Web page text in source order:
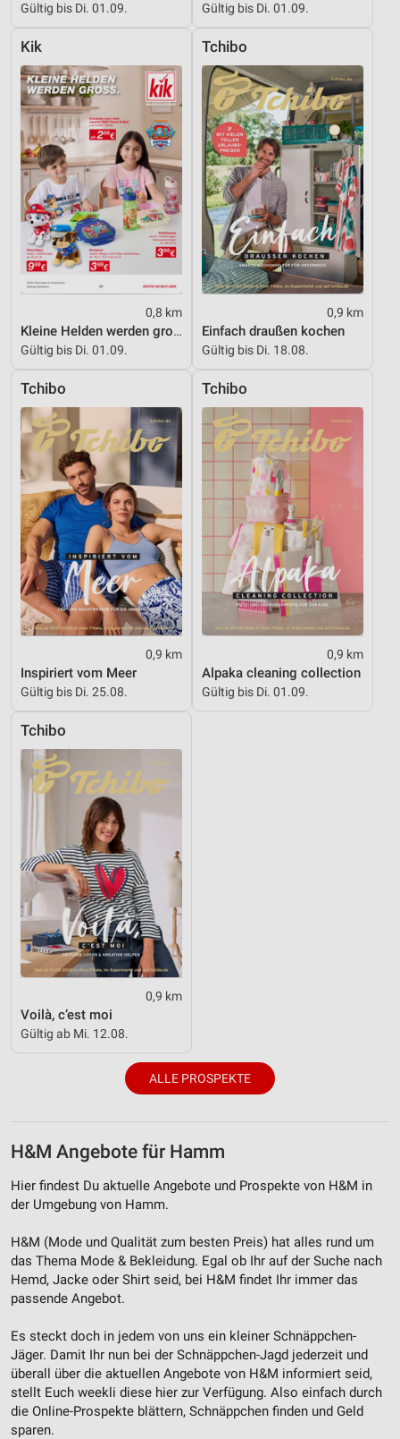
Gültig bis Di. 01.09. Gültig bis Di. 01.09.
Kik
0,8 km
Kleine Helden werden gross
Gültig bis Di. 01.09.
Tchibo
0,9 km
Einfach draußen kochen
Gültig bis Di. 18.08.
Tchibo
0,9 km
Inspiriert vom Meer
Gültig bis Di. 25.08.
Tchibo
0,9 km
Alpaka cleaning collection
Gültig bis Di. 01.09.
Tchibo
0,9 km
Voilà, c’est moi
Gültig ab Mi. 12.08.
ALLE PROSPEKTE
H&M Angebote für Hamm
Hier findest Du aktuelle Angebote und Prospekte von H&M in
der Umgebung von Hamm.
H&M (Mode und Qualität zum besten Preis) hat alles rund um
das Thema Mode & Bekleidung. Egal ob Ihr auf der Suche nach
Hemd, Jacke oder Shirt seid, bei H&M findet Ihr immer das
passende Angebot.
Es steckt doch in jedem von uns ein kleiner Schnäppchen-
Jäger. Damit Ihr nun bei der Schnäppchen-Jagd jederzeit und
überall über die aktuellen Angebote von H&M informiert seid,
stellt Euch weekli diese hier zur Verfügung. Also einfach durch
die Online-Prospekte blättern, Schnäppchen finden und Geld
sparen.
Werbung
Verwendung von Profilen zur Auswahl
Erstellung von Profilen zur Personalisierung
von Inhalten
Verwendung von Profilen zur Auswahl
personalisierter Inhalte
Messung der Werbeleistung
Messung der Performance von Inhalten
Analyse von Zielgruppen durch Statistiken oder
Kombinationen von Daten aus verschiedenen
Entwicklung und Verbesserung der Angebote
Inhalten
IAB-Besonderheiten:
Verwendung genauer Standortdaten
Geräte anhand von aktiv angeforderten
Informationen identifizieren
Nicht-IAB-Verarbeitungszwecke:
Notwendig
Performance
Funktional
Werbung